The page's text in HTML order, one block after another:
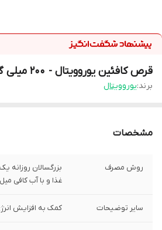
قرص کافئین یوروویتال - 200 میلی گرم بسته 60 عددی
برند:یوروویتال
مشخصات
روش مصرف
بزرگسالان روزانه
غذا و با آب کافی
سایر توضیحات کمک به افزایش